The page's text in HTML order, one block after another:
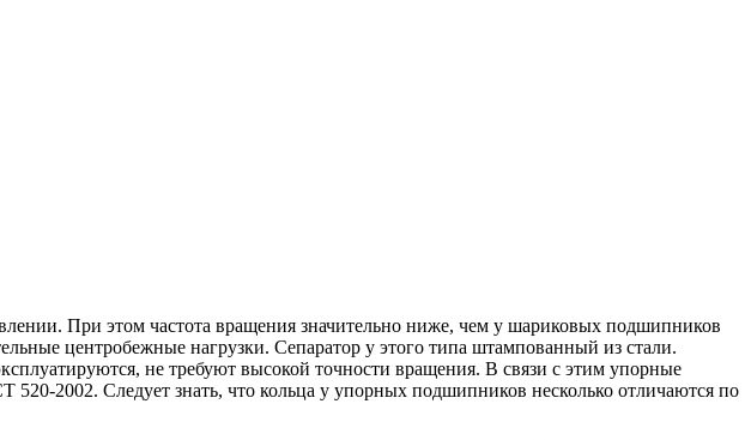
При этом частота вращения значительно ниже, чем у шариковых подшипников
центробежные нагрузки. Сепаратор у этого типа штампованный из стали.
не требуют высокой точности вращения. В связи с этим упорные
2002. Следует знать, что кольца у упорных подшипников несколько отличаются по